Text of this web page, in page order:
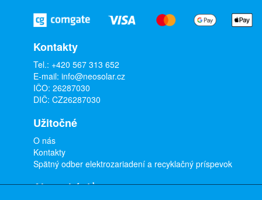
Kontakty
Tel.: +420 567 313 652
E-mail: info@neosolar.cz
IČO: 26287030
DIČ: CZ26287030
Užitočné
O nás
Kontakty
Spätný odber elektrozariadení a recyklačný príspevok
Ako nakúpiť